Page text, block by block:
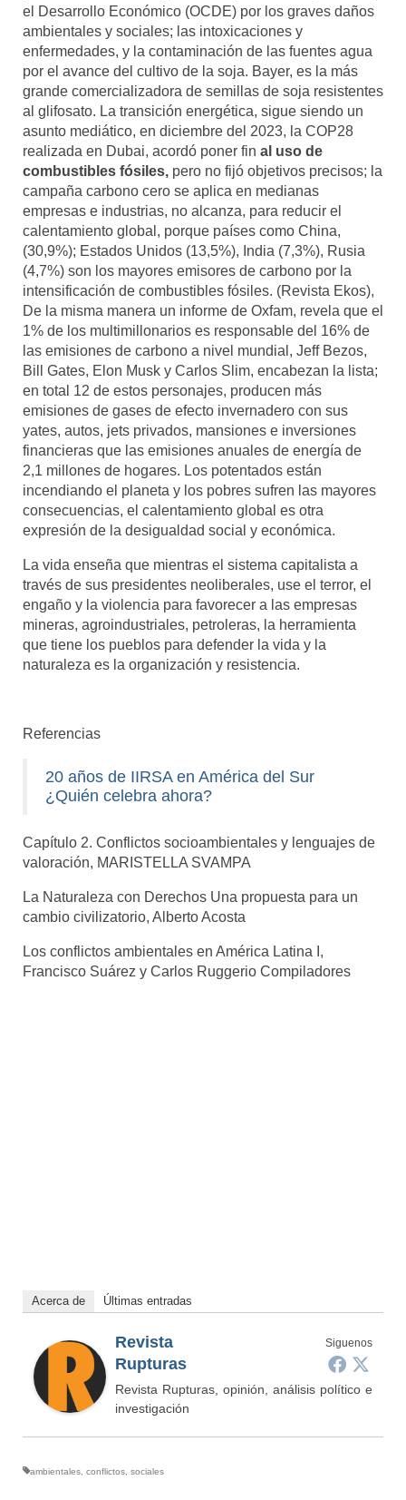
el Desarrollo Económico (OCDE) por los graves daños
ambientales y sociales; las intoxicaciones y
enfermedades, y la contaminación de las fuentes agua
por el avance del cultivo de la soja. Bayer, es la más
grande comercializadora de semillas de soja resistentes
al glifosato. La transición energética, sigue siendo un
asunto mediático, en diciembre del 2023, la COP28
realizada en Dubai, acordó poner fin al uso de
combustibles fósiles, pero no fijó objetivos precisos; la
campaña carbono cero se aplica en medianas
empresas e industrias, no alcanza, para reducir el
calentamiento global, porque países como China,
(30,9%); Estados Unidos (13,5%), India (7,3%), Rusia
(4,7%) son los mayores emisores de carbono por la
intensificación de combustibles fósiles. (Revista Ekos),
De la misma manera un informe de Oxfam, revela que el
1% de los multimillonarios es responsable del 16% de
las emisiones de carbono a nivel mundial, Jeff Bezos,
Bill Gates, Elon Musk y Carlos Slim, encabezan la lista;
en total 12 de estos personajes, producen más
emisiones de gases de efecto invernadero con sus
yates, autos, jets privados, mansiones e inversiones
financieras que las emisiones anuales de energía de
2,1 millones de hogares. Los potentados están
incendiando el planeta y los pobres sufren las mayores
consecuencias, el calentamiento global es otra
expresión de la desigualdad social y económica.
La vida enseña que mientras el sistema capitalista a
través de sus presidentes neoliberales, use el terror, el
engaño y la violencia para favorecer a las empresas
mineras, agroindustriales, petroleras, la herramienta
que tiene los pueblos para defender la vida y la
naturaleza es la organización y resistencia.
Referencias
20 años de IIRSA en América del Sur
¿Quién celebra ahora?
Capítulo 2. Conflictos socioambientales y lenguajes de
valoración, MARISTELLA SVAMPA
La Naturaleza con Derechos Una propuesta para un
cambio civilizatorio, Alberto Acosta
Los conflictos ambientales en América Latina I,
Francisco Suárez y Carlos Ruggerio Compiladores
Acerca de Últimas entradas
Siguenos
Revista
Rupturas
Revista Rupturas, opinión, análisis político e
investigación
ambientales conflictos sociales